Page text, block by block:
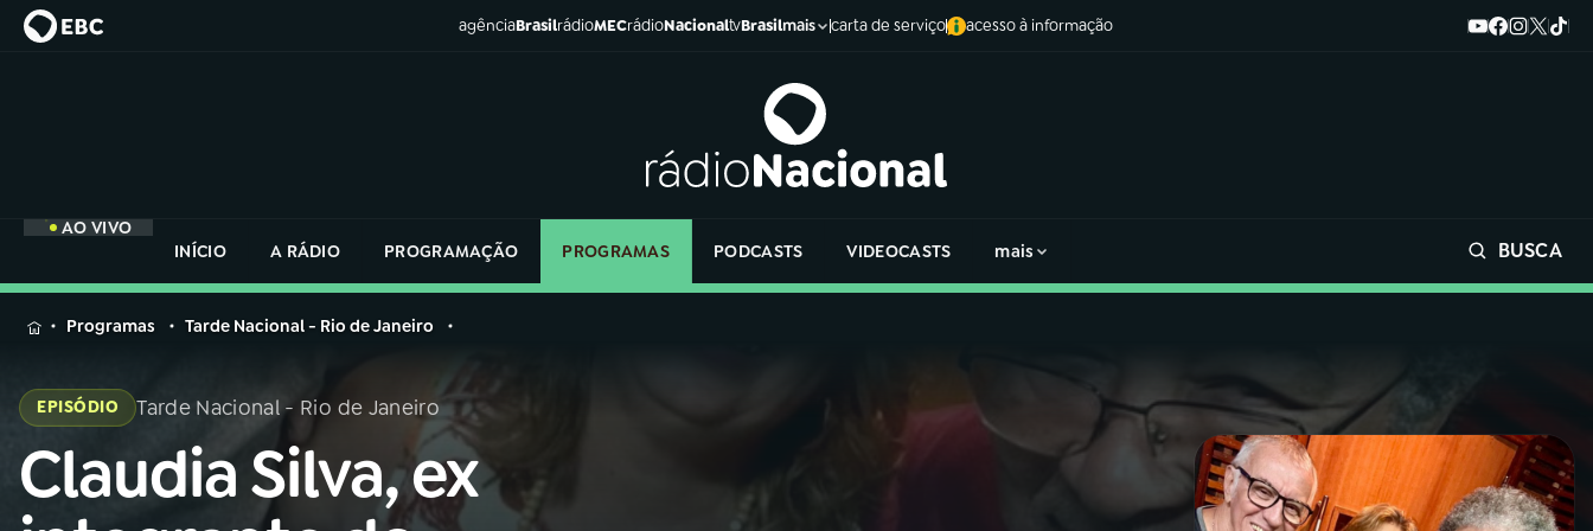
agênciaBrasilrádioMECrádioNacionaltvBrasilmais carta de serviço acesso à informação
AO VIVO
INÍCIO
A RÁDIO PROGRAMAÇÃO PROGRAMAS PODCASTS VIDEOCASTS mais BUSCA
MENU
Buscar
Rádio
Buscar
AO VIVO
na
Rádio
Programas Tarde Nacional - Rio de Janeiro
EPISÓDIO Tarde Nacional - Rio de Janeiro
Claudia Silva, ex